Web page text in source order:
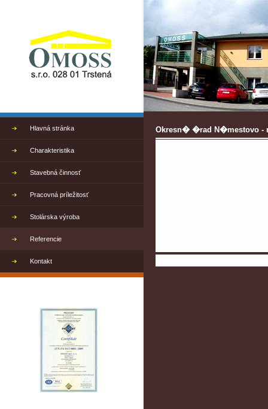
Hlavná stránka
Charakteristika
Stavebná činnosť
Pracovná príležitosť
Stolárska výroba
Referencie
Kontakt
Okresn� �rad N�mestovo -